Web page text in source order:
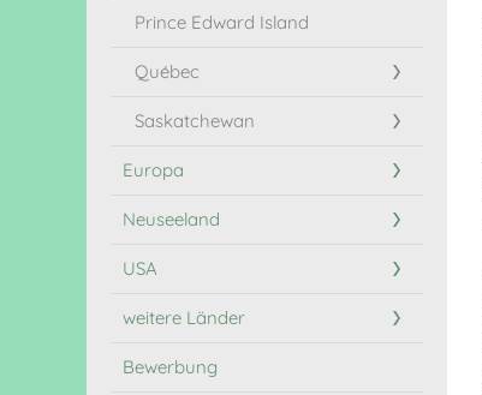
Prince Edward Island
Québec
Saskatchewan
Europa
Neuseeland
USA
weitere Länder
Bewerbung